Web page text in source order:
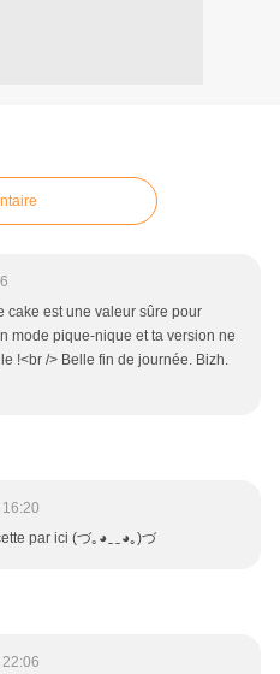
cake est une valeur sûre pour
mode pique-nique et ta version ne
!<br /> Belle fin de journée. Bizh.
par ici (づ｡◕‿‿◕｡)づ